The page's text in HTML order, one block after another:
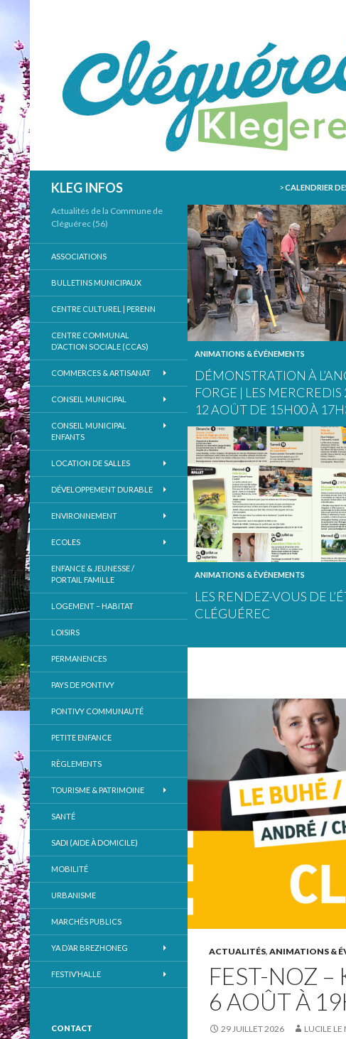
KLEG INFOS
>CALENDRIER
ANIMATIONS & ÉVÉNEMENTS
DÉMONSTRATION À
FORGE | LES
12 AOÛT DE 15H00 À
ANIMATIONS & ÉVÉNEMENTS
LES RENDEZ-VOUS DE
CLÉGUÉREC
ACTUALITÉS, ANIMATIONS &
FEST-NOZ –
6 AOÛT À
29 JUILLET 2026 LUCILE
Actualités de la Commune de
Cléguérec (56)
ASSOCIATIONS
BULLETINS MUNICIPAUX
CENTRE CULTUREL | PERENN
CENTRE COMMUNAL
D’ACTION SOCIALE (CCAS)
COMMERCES & ARTISANAT
CONSEIL MUNICIPAL
CONSEIL MUNICIPAL
ENFANTS
LOCATION DE SALLES
DÉVELOPPEMENT DURABLE
ENVIRONNEMENT
ECOLES
ENFANCE & JEUNESSE /
PORTAIL FAMILLE
LOGEMENT – HABITAT
LOISIRS
PERMANENCES
PAYS DE PONTIVY
PONTIVY COMMUNAUTÉ
PETITE ENFANCE
RÈGLEMENTS
TOURISME & PATRIMOINE
SANTÉ
SADI (AIDE À DOMICILE)
MOBILITÉ
URBANISME
MARCHÉS PUBLICS
YA D’AR BREZHONEG
FESTIV’HALLE
CONTACT